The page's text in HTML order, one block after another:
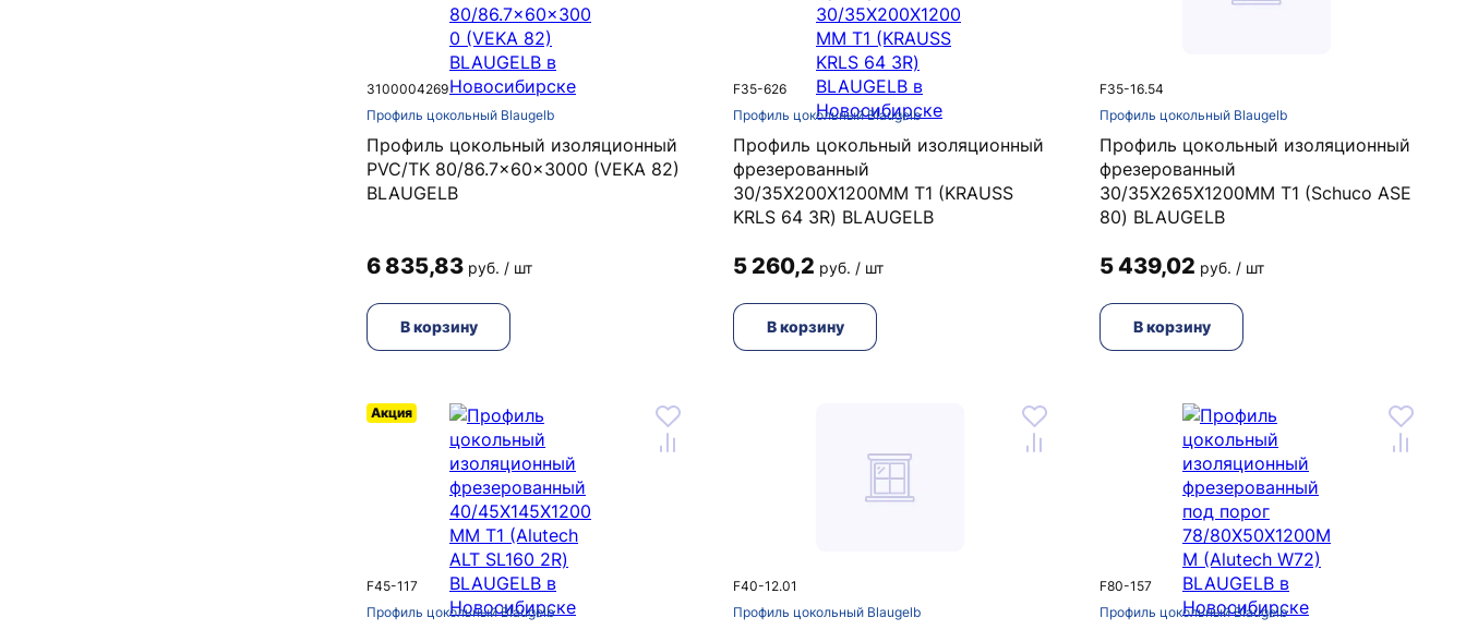
3100004269
Профиль цокольный Blaugelb
Профиль цокольный изоляционный
PVC/TK 80/86.7x60x3000 (VEKA 82)
BLAUGELB
6 835,83 руб. / шт
В корзину
F35-626
Профиль цокольный Blaugelb
Профиль цокольный изоляционный
фрезерованный
30/35X200X1200MM Т1 (KRAUSS
KRLS 64 3R) BLAUGELB
5 260,2 руб. / шт
В корзину
F35-16.54
Профиль цокольный Blaugelb
Профиль цокольный изоляционный
фрезерованный
30/35X265X1200MM Т1 (Schuco ASE
80) BLAUGELB
5 439,02 руб. / шт
В корзину
F45-117
Профиль цокольный Blaugelb
Акция
F40-12.01
Профиль цокольный Blaugelb
F80-157
Профиль цокольный Blaugelb